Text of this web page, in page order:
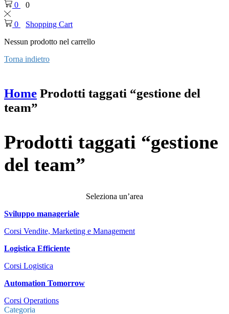
0 0
0
Shopping Cart
Nessun prodotto nel carrello
Torna indietro
Home Prodotti taggati “gestione del
team”
Prodotti taggati “gestione
del team”
Seleziona un’area
Sviluppo manageriale
Corsi Vendite, Marketing e Management
Logistica Efficiente
Corsi Logistica
Automation Tomorrow
Corsi Operations
Categoria